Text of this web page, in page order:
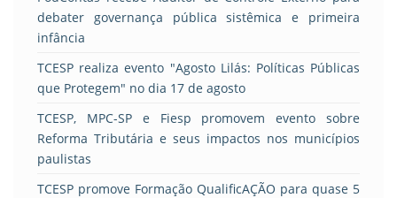
debater governança pública sistêmica e primeira
infância
TCESP realiza evento "Agosto Lilás: Políticas Públicas
que Protegem" no dia 17 de agosto
TCESP, MPC-SP e Fiesp promovem evento sobre
Reforma Tributária e seus impactos nos municípios
paulistas
TCESP promove Formação QualificAÇÃO para quase 5